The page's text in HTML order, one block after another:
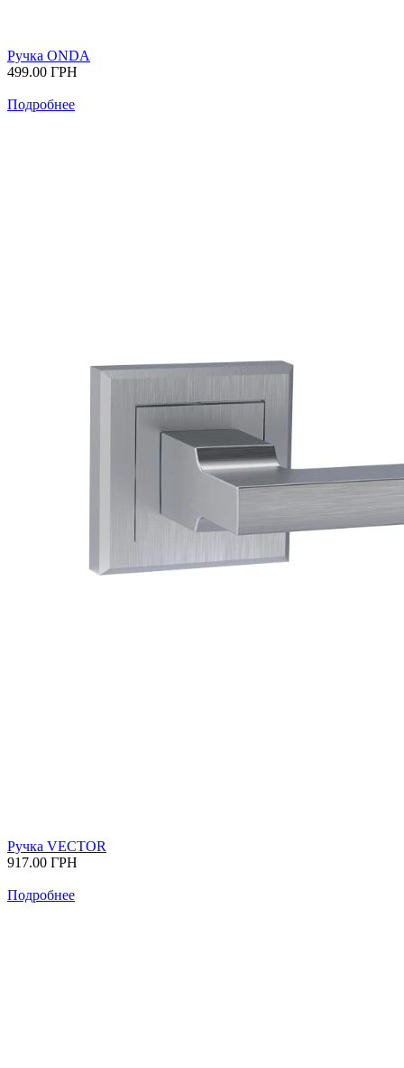
Ручка ONDA
499.00 ГРН
Подробнее
Ручка VECTOR
917.00 ГРН
Подробнее